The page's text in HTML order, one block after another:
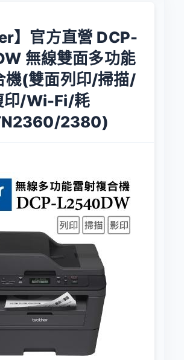
】官方直營 DCP-
無線雙面多功能
機(雙面列印/掃描/
印/Wi-Fi/耗
2380)